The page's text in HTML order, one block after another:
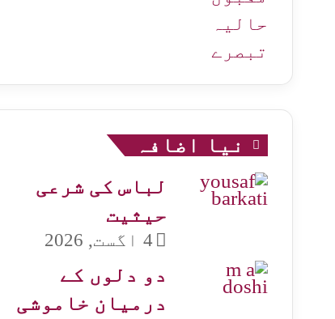
حالیہ
تبصرے
نیا اضافہ
لباس کی شرعی
حیثیت
4 اگست, 2026
دو دلوں کے
درمیان خاموشی